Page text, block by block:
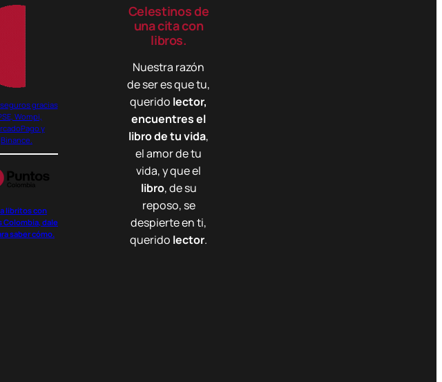
gracias
Wompi,
y
Binance.
libritos con
Colombia, dale
saber cómo.
Celestinos de
una cita con
libros.
Nuestra razón
de ser es que tu,
querido lector,
encuentres el
libro de tu vida,
el amor de tu
vida, y que el
libro, de su
reposo, se
despierte en ti,
querido lector.